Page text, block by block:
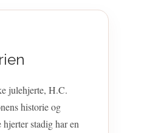
julehjerte, H.C.
historie og
stadig har en